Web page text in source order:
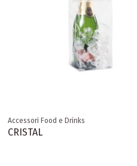
Accessori Food e Drinks
CRISTAL